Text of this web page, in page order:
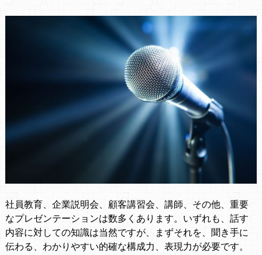
社員教育、企業説明会、顧客講習会、講師、その他、 重要
なプレゼンテーションは数多くあります。 いずれも、話す
内容に対しての知識は当然ですが、まずそれを、聞き手に
伝わる、 わかりやすい的確な構成力、表現力が必要です。